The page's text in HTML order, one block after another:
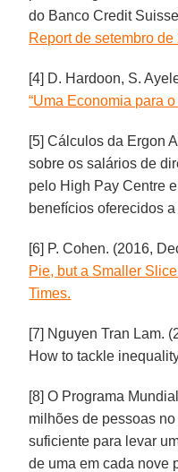
do Banco Credit
Report de setembro de
[4] D. Hardoon, S.
“Uma Economia para
[5] Cálculos da Ergon
sobre os salários de
pelo High Pay Centre
benefícios oferecidos
[6] P. Cohen. (2016,
Pie, but a Smaller
Times.
[7] Nguyen Tran Lam.
How to tackle
[8] O Programa
milhões de pessoas
suficiente para levar
de uma em cada nove